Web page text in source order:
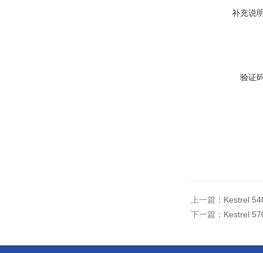
补充说
验证
上一篇： Kestrel
下一篇： Kestrel